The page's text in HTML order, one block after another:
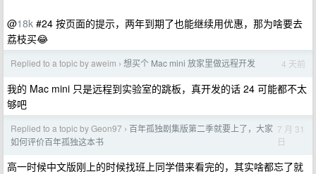
@18k #24 按页面的提示，两年到期了也能继续用优惠，那为啥要去
荔枝买😂
Replied to a topic by aweim › 想买个 Mac mini 放家里做远程开发 4 天前
我的 Mac mini 只是远程到实验室的跳板，真开发的话 24 可能都不太
够吧
Replied to a topic by Geon97 › 百年孤独剧集版第二季就要上了，大家
如何评价百年孤独这本书
7 月 31
日
高一时候中文版刚上的时候找班上同学借来看完的，其实啥都忘了就